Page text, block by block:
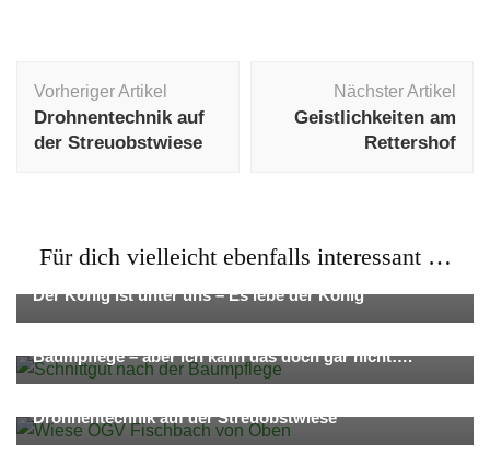
Vorheriger Artikel
Drohnentechnik auf
der Streuobstwiese
Nächster Artikel
Geistlichkeiten am
Rettershof
Für dich vielleicht ebenfalls interessant …
Aktuelles Dies & das
Der König ist unter uns – Es lebe der König
Baumpflege – aber ich kann das doch gar nicht….
Drohnentechnik auf der Streuobstwiese